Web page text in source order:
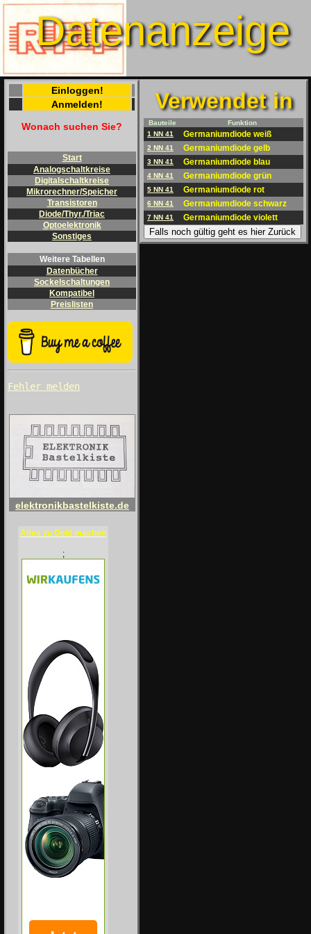
Datenanzeige
Einloggen!
Anmelden!
Wonach suchen Sie?
Start
Analogschaltkreise
Digitalschaltkreise
Mikrorechner/Speicher
Transistoren
Diode/Thyr./Triac
Optoelektronik
Sonstiges
Weitere Tabellen
Datenbücher
Sockelschaltungen
Kompatibel
Preislisten
Fehler melden
elektronikbastelkiste.de
Altes zu Geld machen
;
Verwendet in
Bauteile
Funktion
1 NN 41
Germaniumdiode weiß
2 NN 41 Germaniumdiode gelb
3 NN 41 Germaniumdiode blau
4 NN 41 Germaniumdiode grün
5 NN 41 Germaniumdiode rot
6 NN 41 Germaniumdiode schwarz
7 NN 41 Germaniumdiode violett
Falls noch gültig geht es hier Zurück